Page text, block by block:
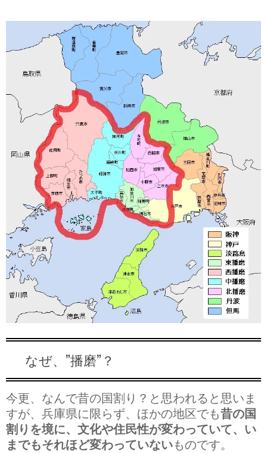
なぜ、”播磨”？
今更、なんで昔の国割り？と思われると思いま
すが、兵庫県に限らず、ほかの地区でも昔の国
割りを境に、文化や住民性が変わっていて、い
までもそれほど変わっていないものです。